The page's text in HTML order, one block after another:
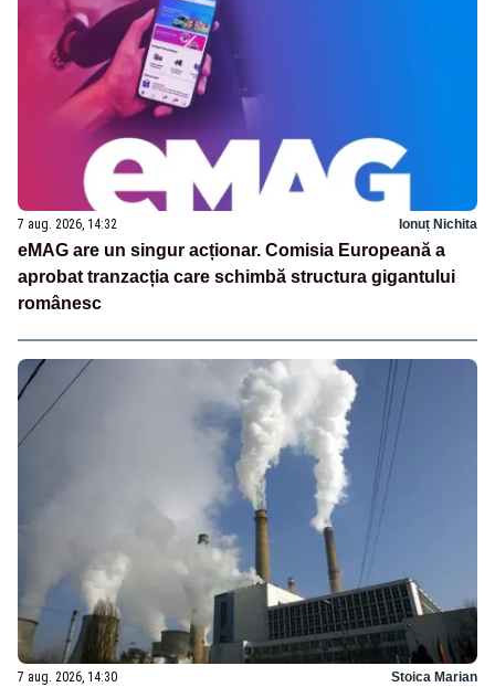
7 aug. 2026, 14:32 Ionuț Nichita
eMAG are un singur acționar. Comisia Europeană a
aprobat tranzacția care schimbă structura gigantului
românesc
7 aug. 2026, 14:30 Stoica Marian